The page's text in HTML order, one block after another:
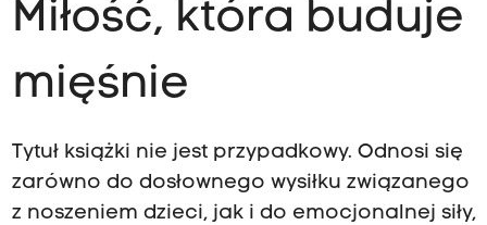
Miłość, która buduje
mięśnie
Tytuł książki nie jest przypadkowy. Odnosi się
zarówno do dosłownego wysiłku związanego
z noszeniem dzieci, jak i do emocjonalnej siły,